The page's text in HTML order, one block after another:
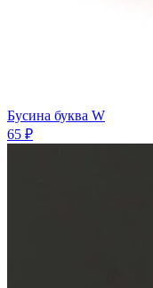
Бусина буква W
65 ₽